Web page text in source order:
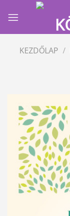
KEZDŐLAP /